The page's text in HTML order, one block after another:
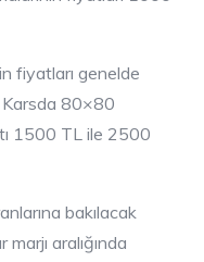
fiyatları genelde
Karsda 80×80
1500 TL ile 2500
bakılacak
aralığında